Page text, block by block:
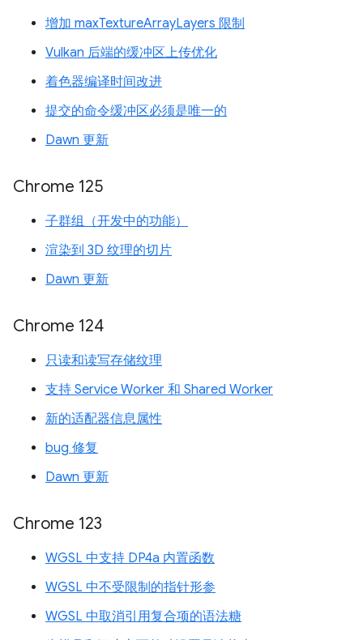
增加 maxTextureArrayLayers 限制
Vulkan 后端的缓冲区上传优化
着色器编译时间改进
提交的命令缓冲区必须是唯一的
Dawn 更新
Chrome 125
子群组（开发中的功能）
渲染到 3D 纹理的切片
Dawn 更新
Chrome 124
只读和读写存储纹理
支持 Service Worker 和 Shared Worker
新的适配器信息属性
bug 修复
Dawn 更新
Chrome 123
WGSL 中支持 DP4a 内置函数
WGSL 中不受限制的指针形参
WGSL 中取消引用复合项的语法糖